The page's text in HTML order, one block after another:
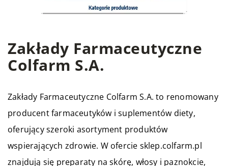
Zakłady Farmaceutyczne
Colfarm S.A.
Zakłady Farmaceutyczne Colfarm S.A. to renomowany
producent farmaceutyków i suplementów diety,
oferujący szeroki asortyment produktów
wspierających zdrowie. W ofercie sklep.colfarm.pl
znajdują się preparaty na skórę, włosy i paznokcie,